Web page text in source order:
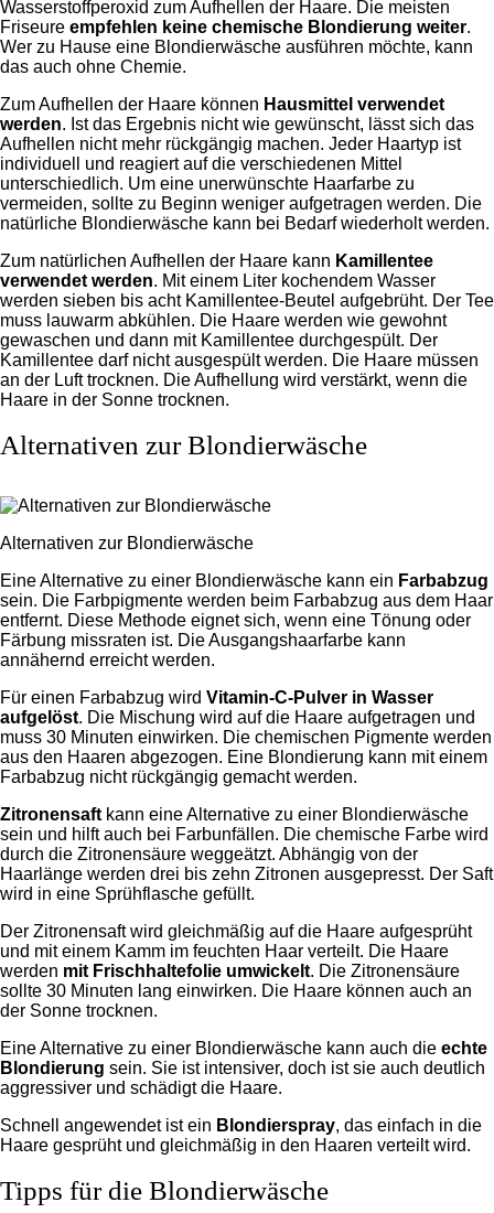
Wasserstoffperoxid zum Aufhellen der Haare. Die meisten
Friseure empfehlen keine chemische Blondierung weiter.
Wer zu Hause eine Blondierwäsche ausführen möchte, kann
das auch ohne Chemie.
Zum Aufhellen der Haare können Hausmittel verwendet
werden. Ist das Ergebnis nicht wie gewünscht, lässt sich das
Aufhellen nicht mehr rückgängig machen. Jeder Haartyp ist
individuell und reagiert auf die verschiedenen Mittel
unterschiedlich. Um eine unerwünschte Haarfarbe zu
vermeiden, sollte zu Beginn weniger aufgetragen werden. Die
natürliche Blondierwäsche kann bei Bedarf wiederholt werden.
Zum natürlichen Aufhellen der Haare kann Kamillentee
verwendet werden. Mit einem Liter kochendem Wasser
werden sieben bis acht Kamillentee-Beutel aufgebrüht. Der Tee
muss lauwarm abkühlen. Die Haare werden wie gewohnt
gewaschen und dann mit Kamillentee durchgespült. Der
Kamillentee darf nicht ausgespült werden. Die Haare müssen
an der Luft trocknen. Die Aufhellung wird verstärkt, wenn die
Haare in der Sonne trocknen.
Alternativen zur Blondierwäsche
Alternativen zur Blondierwäsche
Eine Alternative zu einer Blondierwäsche kann ein Farbabzug
sein. Die Farbpigmente werden beim Farbabzug aus dem Haar
entfernt. Diese Methode eignet sich, wenn eine Tönung oder
Färbung missraten ist. Die Ausgangshaarfarbe kann
annähernd erreicht werden.
Für einen Farbabzug wird Vitamin-C-Pulver in Wasser
aufgelöst. Die Mischung wird auf die Haare aufgetragen und
muss 30 Minuten einwirken. Die chemischen Pigmente werden
aus den Haaren abgezogen. Eine Blondierung kann mit einem
Farbabzug nicht rückgängig gemacht werden.
Zitronensaft kann eine Alternative zu einer Blondierwäsche
sein und hilft auch bei Farbunfällen. Die chemische Farbe wird
durch die Zitronensäure weggeätzt. Abhängig von der
Haarlänge werden drei bis zehn Zitronen ausgepresst. Der Saft
wird in eine Sprühflasche gefüllt.
Der Zitronensaft wird gleichmäßig auf die Haare aufgesprüht
und mit einem Kamm im feuchten Haar verteilt. Die Haare
werden mit Frischhaltefolie umwickelt. Die Zitronensäure
sollte 30 Minuten lang einwirken. Die Haare können auch an
der Sonne trocknen.
Eine Alternative zu einer Blondierwäsche kann auch die echte
Blondierung sein. Sie ist intensiver, doch ist sie auch deutlich
aggressiver und schädigt die Haare.
Schnell angewendet ist ein Blondierspray, das einfach in die
Haare gesprüht und gleichmäßig in den Haaren verteilt wird.
Tipps für die Blondierwäsche